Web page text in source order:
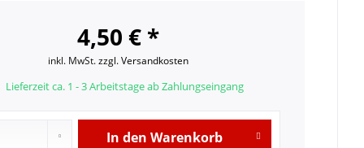
4,50 € *
inkl. MwSt.zzgl. Versandkosten
Lieferzeit ca. 1 - 3 Arbeitstage ab Zahlungseingang
In den Warenkorb